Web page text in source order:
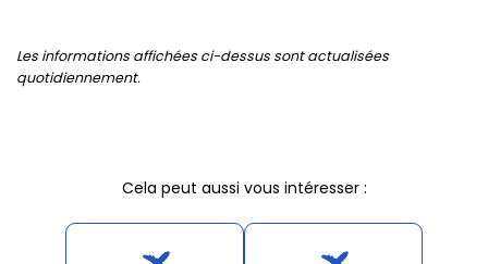
Les informations affichées ci-dessus sont actualisées
quotidiennement.
Cela peut aussi vous intéresser :